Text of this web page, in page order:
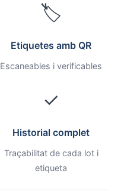
🏷️
Etiquetes amb QR
Escaneables i verificables
✓
Historial complet
Traçabilitat de cada lot i
etiqueta